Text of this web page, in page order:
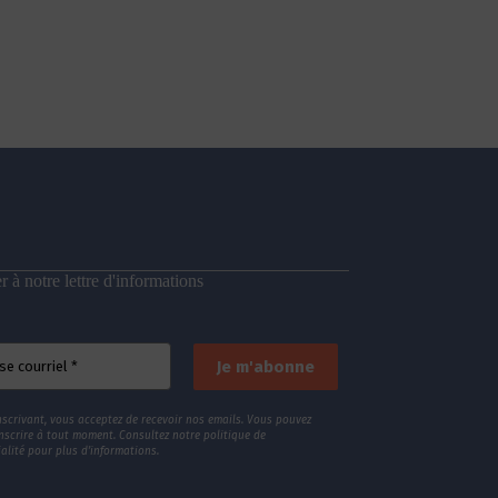
à notre lettre d'informations
vous acceptez de recevoir nos emails. Vous pouvez
à tout moment. Consultez notre politique de
pour plus d’informations.